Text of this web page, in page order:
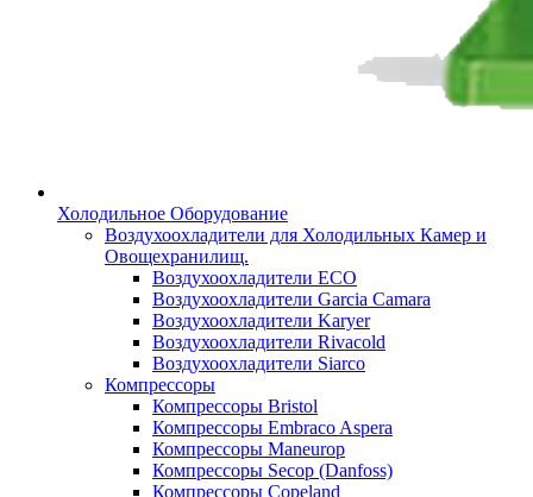
Холодильное Оборудование
Воздухоохладители для Холодильных Камер и
Овощехранилищ.
Воздухоохладители ECO
Воздухоохладители Garcia Camara
Воздухоохладители Karyer
Воздухоохладители Rivacold
Воздухоохладители Siarco
Компрессоры
Компрессоры Bristol
Компрессоры Embraco Aspera
Компрессоры Maneurop
Компрессоры Secop (Danfoss)
Компрессоры Copeland